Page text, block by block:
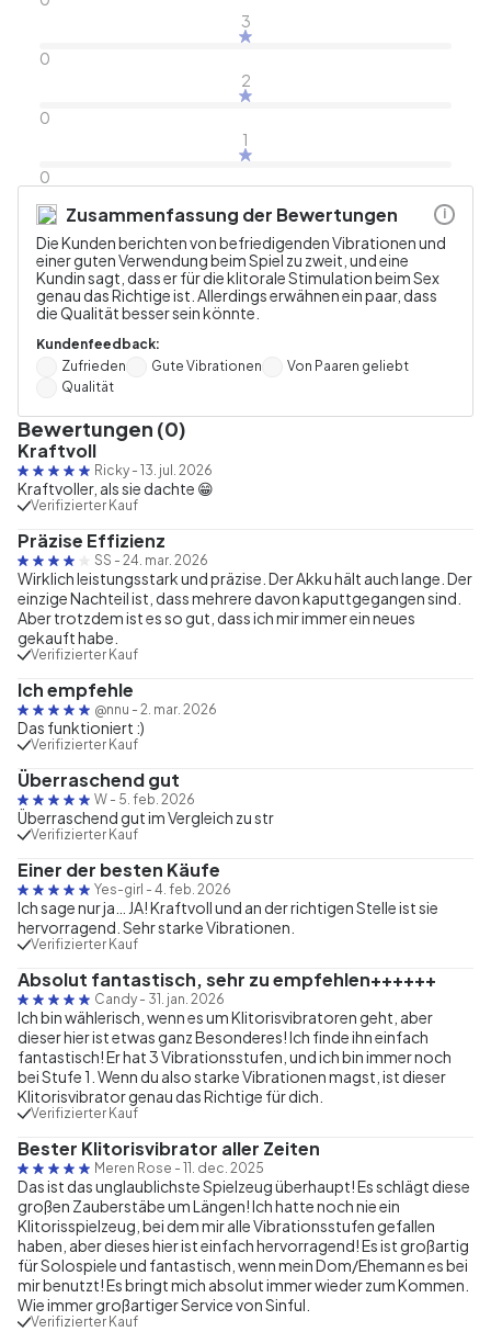
3
0
2
0
1
0
Zusammenfassung der Bewertungen
Die Kunden berichten von befriedigenden Vibrationen und
einer guten Verwendung beim Spiel zu zweit, und eine
Kundin sagt, dass er für die klitorale Stimulation beim Sex
genau das Richtige ist. Allerdings erwähnen ein paar, dass
die Qualität besser sein könnte.
Kundenfeedback:
Zufrieden
Gute Vibrationen
Von Paaren geliebt
Qualität
i
Bewertungen (0)
Kraftvoll
Ricky - 13. jul. 2026
Kraftvoller, als sie dachte 😁
Verifizierter Kauf
Präzise Effizienz
SS - 24. mar. 2026
Wirklich leistungsstark und präzise. Der Akku hält auch lange. Der
einzige Nachteil ist, dass mehrere davon kaputtgegangen sind.
Aber trotzdem ist es so gut, dass ich mir immer ein neues
gekauft habe.
Verifizierter Kauf
Ich empfehle
@nnu - 2. mar. 2026
Das funktioniert :)
Verifizierter Kauf
Überraschend gut
W - 5. feb. 2026
Überraschend gut im Vergleich zu str
Verifizierter Kauf
Einer der besten Käufe
Yes-girl - 4. feb. 2026
Ich sage nur ja… JA! Kraftvoll und an der richtigen Stelle ist sie
hervorragend. Sehr starke Vibrationen.
Verifizierter Kauf
Absolut fantastisch, sehr zu empfehlen++++++
Candy - 31. jan. 2026
Ich bin wählerisch, wenn es um Klitorisvibratoren geht, aber
dieser hier ist etwas ganz Besonderes! Ich finde ihn einfach
fantastisch! Er hat 3 Vibrationsstufen, und ich bin immer noch
bei Stufe 1. Wenn du also starke Vibrationen magst, ist dieser
Klitorisvibrator genau das Richtige für dich.
Verifizierter Kauf
Bester Klitorisvibrator aller Zeiten
Meren Rose - 11. dec. 2025
Das ist das unglaublichste Spielzeug überhaupt! Es schlägt diese
großen Zauberstäbe um Längen! Ich hatte noch nie ein
Klitorisspielzeug, bei dem mir alle Vibrationsstufen gefallen
haben, aber dieses hier ist einfach hervorragend! Es ist großartig
für Solospiele und fantastisch, wenn mein Dom/Ehemann es bei
mir benutzt! Es bringt mich absolut immer wieder zum Kommen.
Wie immer großartiger Service von Sinful.
Verifizierter Kauf